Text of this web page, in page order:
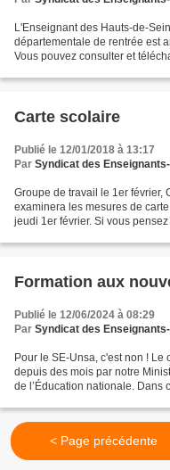
L'Enseignant des Hauts-de-
départementale de rentrée est
Vous pouvez consulter et
Carte scolaire
Publié le 12/01/2018 à 13:17
Par Syndicat des
Groupe de travail le 1er février,
examinera les mesures de
jeudi 1er février. Si vous
Formation aux
Publié le 12/06/2024 à 08:29
Par Syndicat des
Pour le SE-Unsa, c'est non !
depuis des mois par notre
de l’Éducation nationale. Dans
< Page précédente